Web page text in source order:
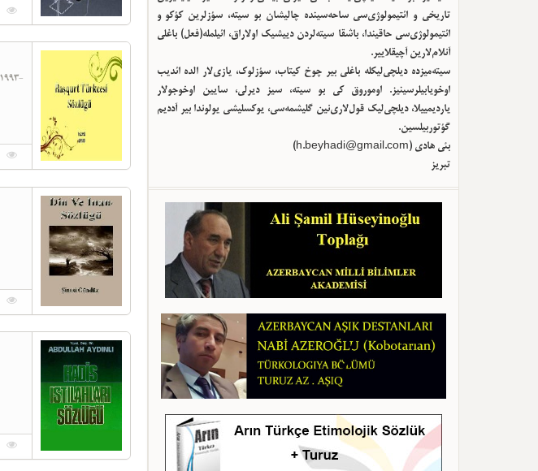
تاریخی و ائتیمولوژی‌سی ساحه‌سینده چالیشان بو سیته، سؤزلرین کؤکو و
ائتیمولوژی‌سی حاقیندا، باشقا سیته‌لردن دییشیک اولا‌راق، ائیلمله(فعل) باغلی
آنلام‌لارین آچیقلاییر.
سیته‌میزده دیلچی‌لیکله باغلی بیر چوخ کیتاب، سؤزلوک، یازی‌لار الده ائدیب
اوخویابیلرسینیز. اوموروق کی بو سیته، سیز دیرلی، سایین اوخوجولار
یاردیمییلا، دیلچی‌لیک قول‌لاری‌نین گلیشمه‌سی، یوکسلیشی یولوندا بیر آددیم
گؤتوربیلسین.
بئی هادی (h.beyhadi@gmail.com
)
تبریز